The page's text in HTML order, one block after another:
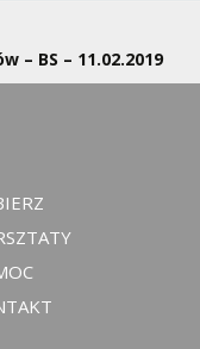
– BS – 11.02.2019